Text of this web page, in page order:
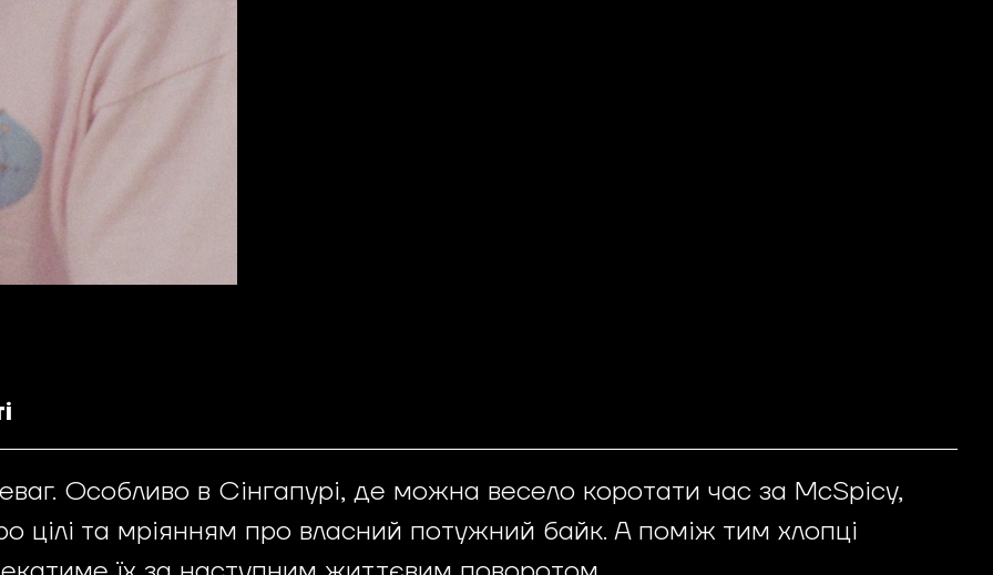
Особливо в Сінгапурі, де можна весело коротати час за McSpicy,
цілі та мріянням про власний потужний байк. А поміж тим хлопці